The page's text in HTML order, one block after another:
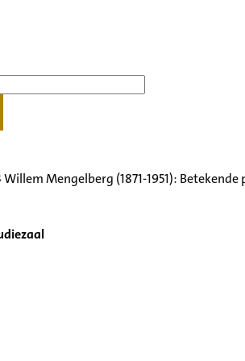
Willem Mengelberg (1871-1951):